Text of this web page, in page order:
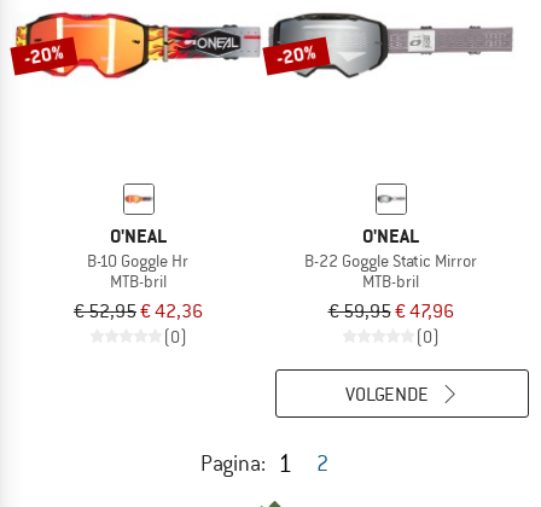
-20%
O'NEAL
B-10 Goggle Hr
MTB-bril
€ 52,95€ 42,36
(0)
-20%
O'NEAL
B-22 Goggle Static Mirror
MTB-bril
€ 59,95€ 47,96
(0)
Pagina: 1 2
VOLGENDE